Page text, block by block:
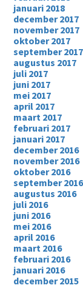
januari 2018
december 2017
november 2017
oktober 2017
september 2017
augustus 2017
juli 2017
juni 2017
mei 2017
april 2017
maart 2017
februari 2017
januari 2017
december 2016
november 2016
oktober 2016
september 2016
augustus 2016
juli 2016
juni 2016
mei 2016
april 2016
maart 2016
februari 2016
januari 2016
december 2015